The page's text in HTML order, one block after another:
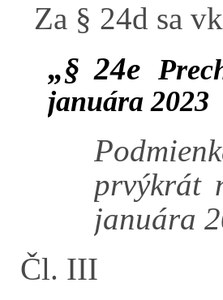
Za § 24d sa
„§ 24e
januára 2023
prvýkrát
januára
Čl. III